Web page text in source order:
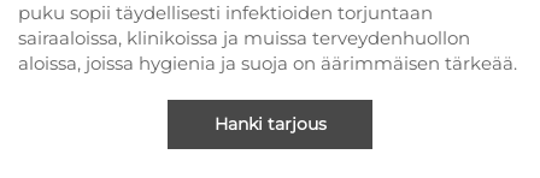
puku sopii täydellisesti infektioiden torjuntaan
sairaaloissa, klinikoissa ja muissa terveydenhuollon
aloissa, joissa hygienia ja suoja on äärimmäisen tärkeää.
Hanki tarjous